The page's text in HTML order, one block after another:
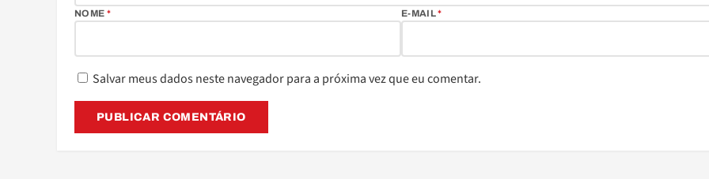
NOME * E-MAIL*
Salvar meus dados neste navegador para a próxima vez que eu comentar.